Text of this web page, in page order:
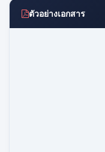
ตัวอย่างเอกสาร